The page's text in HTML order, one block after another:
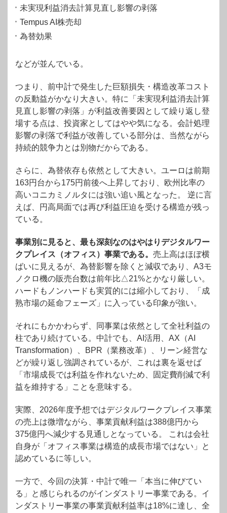
未実現利益消去計算見直し影響の剥落
Tempus AI株売却
為替効果
などが並んでいる。
つまり、前中計で発生した巨額損失・構造改革コスト
の反動益がかなり大きい。特に「未実現利益消去計算
見直し影響の剥落」が利益改善要因として繰り返し登
場する点は、投資家としてはやや気になる。会計処理
影響の剥落で利益が改善している部分は、当然ながら
持続的競争力とは別物だからである。
さらに、為替依存も依然として大きい。ユーロは前期
163円台から175円前後へ上昇しており、欧州比率の
高いコニカミノルタには強い追い風となった。 逆に言
えば、円高局面では再び利益圧迫を受ける構造が残っ
ている。
事業別に見ると、最も深刻なのはやはりデジタルワー
クプレイス（オフィス）事業である。 売上高はほぼ横
ばいに見えるが、為替影響を除くと減収であり、A3モ
ノクロ機の販売台数は前年比△21%とかなり厳しい。
ハードもノンハードも実質的には縮小しており、「成
熟市場の延命フェーズ」に入っている印象が強い。
それにもかかわらず、同事業は依然として全社利益の
柱であり続けている。中計でも、AI活用、AX（AI
Transformation）、BPR（業務改革）、リーン経営な
どが繰り返し強調されているが、これは裏を返せば
「市場成長では利益を作れないため、固定費削減で利
益を維持する」ことを意味する。
実際、2026年度予想ではデジタルワークプレイス事業
の売上は微増ながら、事業貢献利益は388億円から
375億円へ減少する見通しとなっている。 これは会社
自身が「オフィス事業は構造的成長市場ではない」と
認めているに等しい。
一方で、今回の決算・中計で唯一「本当に伸びてい
る」と感じられるのがインダストリー事業である。イ
ンダストリー事業の事業貢献利益率は18%に達し、全